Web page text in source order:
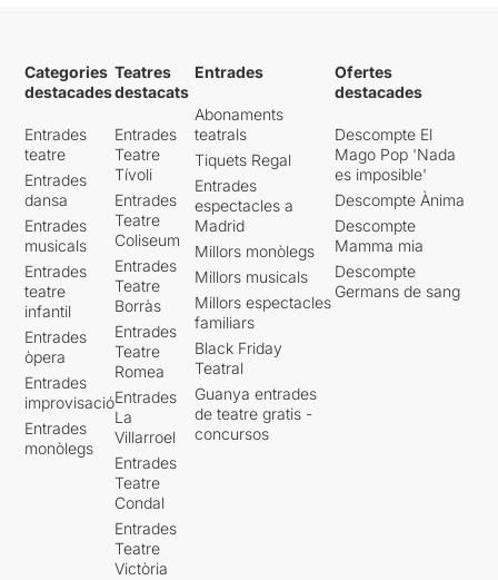
Categories
destacades
Entrades
teatre
Entrades
dansa
Entrades
musicals
Entrades
teatre
infantil
Entrades
òpera
Entrades
improvisació
Entrades
monòlegs
Teatres
destacats
Entrades
Teatre
Tívoli
Entrades
Teatre
Coliseum
Entrades
Teatre
Borràs
Entrades
Teatre
Romea
Entrades
La
Villarroel
Entrades
Teatre
Condal
Entrades
Teatre
Victòria
Entrades
Abonaments
teatrals
Tiquets Regal
Entrades
espectacles a
Madrid
Millors monòlegs
Millors musicals
Millors espectacles
familiars
Black Friday
Teatral
Guanya entrades
de teatre gratis -
concursos
Ofertes
destacades
Descompte El
Mago Pop 'Nada
es imposible'
Descompte Ànima
Descompte
Mamma mia
Descompte
Germans de sang